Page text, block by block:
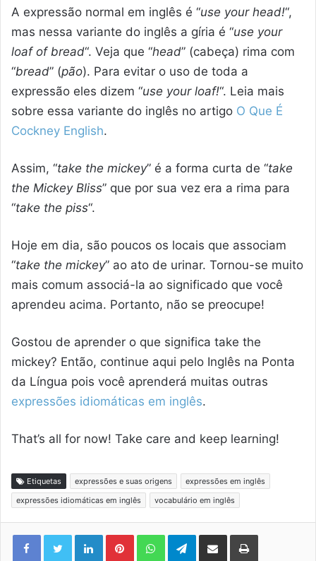
A expressão normal em inglês é “use your head!“,
mas nessa variante do inglês a gíria é “use your
loaf of bread“. Veja que “head” (cabeça) rima com
“bread” (pão). Para evitar o uso de toda a
expressão eles dizem “use your loaf!“. Leia mais
sobre essa variante do inglês no artigo O Que É
Cockney English.
Assim, “take the mickey” é a forma curta de “take
the Mickey Bliss” que por sua vez era a rima para
“take the piss“.
Hoje em dia, são poucos os locais que associam
“take the mickey” ao ato de urinar. Tornou-se muito
mais comum associá-la ao significado que você
aprendeu acima. Portanto, não se preocupe!
Gostou de aprender o que significa take the
mickey? Então, continue aqui pelo Inglês na Ponta
da Língua pois você aprenderá muitas outras
expressões idiomáticas em inglês.
That’s all for now! Take care and keep learning!
Etiquetas expressões e suas origens
expressões em inglês
expressões idiomáticas em inglês
vocabulário em inglês
LinkedinPinterestWhatsAppTelegram
Compartilhar via e-mail Imprimir